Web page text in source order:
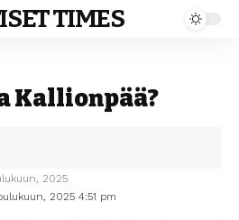
TIMES
Kallionpää?
2025 4:51 pm
2025